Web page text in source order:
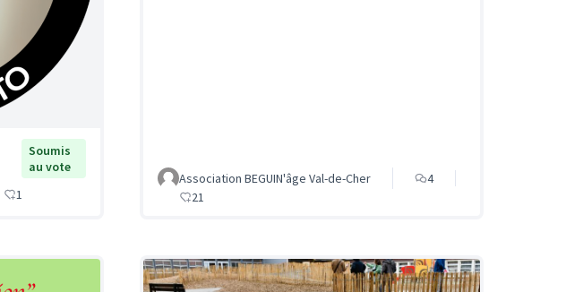
Soumis
au vote
1
Association BEGUIN'âge Val-de-Cher
4
21